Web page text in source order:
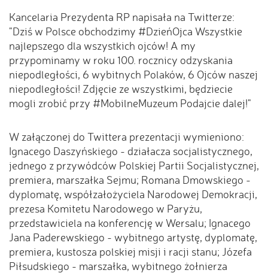
Kancelaria Prezydenta RP napisała na Twitterze:
"Dziś w Polsce obchodzimy #DzieńOjca Wszystkie
najlepszego dla wszystkich ojców! A my
przypominamy w roku 100. rocznicy odzyskania
niepodległości, 6 wybitnych Polaków, 6 Ojców naszej
niepodległości! Zdjęcie ze wszystkimi, będziecie
mogli zrobić przy #MobilneMuzeum Podajcie dalej!"
W załączonej do Twittera prezentacji wymieniono:
Ignacego Daszyńskiego - działacza socjalistycznego,
jednego z przywódców Polskiej Partii Socjalistycznej,
premiera, marszałka Sejmu; Romana Dmowskiego -
dyplomatę, współzałożyciela Narodowej Demokracji,
prezesa Komitetu Narodowego w Paryżu,
przedstawiciela na konferencję w Wersalu; Ignacego
Jana Paderewskiego - wybitnego artystę, dyplomatę,
premiera, kustosza polskiej misji i racji stanu; Józefa
Piłsudskiego - marszałka, wybitnego żołnierza